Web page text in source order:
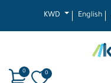
KWD English
0
0